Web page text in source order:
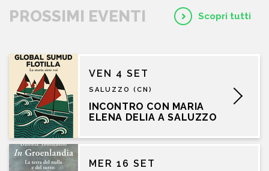
PROSSIMI EVENTI Scopri tutti
VEN 4 SET
SALUZZO (CN)
INCONTRO CON MARIA
ELENA DELIA A SALUZZO
MER 16 SET